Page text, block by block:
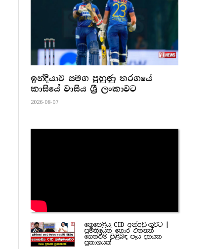
ඉන්දියාව සමග පුහුණු තරගයේ
කාසියේ වාසිය ශ්‍රී ලංකාවට
2026-08-07
කෙහෙළිය CID අත්අඩංගුවට |
ප්‍රමිතියෙන් තොර එන්නත්
ගෙන්වීම පිළිබඳ පැය දහයක
ප්‍රකාශයක්